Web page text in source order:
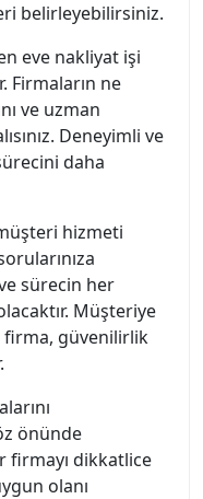
belirleyebilirsiniz.
eve nakliyat işi
Firmaların ne
ve uzman
Deneyimli ve
daha
hizmeti
sürecin her
Müşteriye
güvenilirlik
önünde
firmayı dikkatlice
olanı